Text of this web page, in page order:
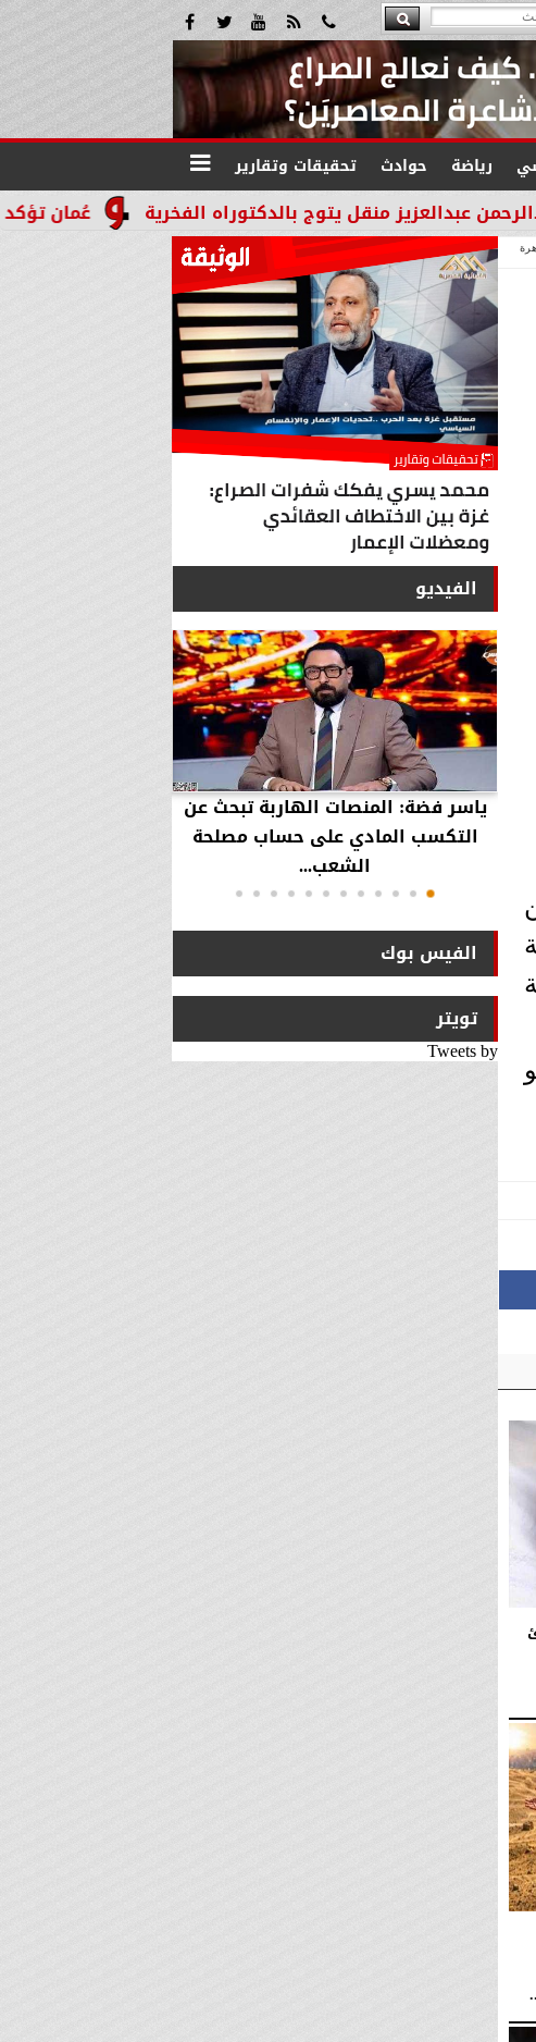
رياضة حوادث تحقيقات وتقارير
عُمان تؤكد التزامها منقل يتوج بالدكتوراه الفخرية
الفيديو
ياسر فضة: المنصات الهاربة تبحث عن
التكسب المادي على حساب مصلحة
الشعب...
الفيس بوك
تويتر
Tweets by